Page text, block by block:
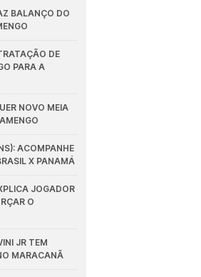
BALANÇO DO
DE
PARA A
NOVO MEIA
ACOMPANHE
X PANAMÁ
JOGADOR
O
JR TEM
MARACANÃ